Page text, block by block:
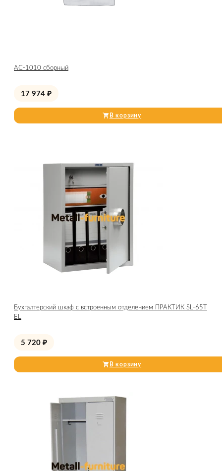
АС-1010 сборный
17 974 ₽
В корзину
Бухгалтерский шкаф с встроенным отделением ПРАКТИК SL-65Т
EL
5 720 ₽
В корзину